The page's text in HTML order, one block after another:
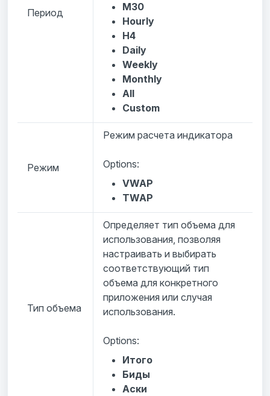
Период
M30
Hourly
H4
Daily
Weekly
Monthly
All
Custom
Режим
Режим расчета индикатора
Options:
VWAP
TWAP
Тип объема
Определяет тип объема для
использования, позволяя
настраивать и выбирать
соответствующий тип
объема для конкретного
приложения или случая
использования.
Options:
Итого
Биды
Аски